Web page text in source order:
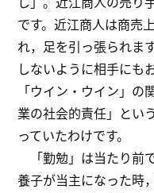
です。近江商人は商売
れ，足を引っ張られま
しないように相手にも
「ウイン・ウイン」
業の社会的責任」とい
っていたわけです。
「勤勉」は当たり前
養子が当主になった時